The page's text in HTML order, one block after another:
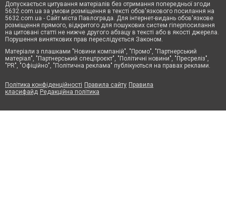
Допускається цитування матеріалів без отримання попередньої згоди
5632.com.ua за умови розміщення в тексті обов'язкового посилання на
5632.com.ua - Сайт міста Павлограда. Для інтернет-видань обов'язкове
розміщення прямого, відкритого для пошукових систем гіперпосилання
на цитовані статті не нижче другого абзацу в тексті або в якості джерела.
Порушення виняткових прав переслідується Законом.
Матеріали з плашками "Новини компаній", "Промо", "Партнерський
матеріал", "Партнерський спецпроєкт", "Політичні новини", "Пресреліз",
"PR", "Офіційно", "Політична реклама" публікуються на правах реклами.
Політика конфіденційності Правила сайту Правила
класифайд Редакційна політика